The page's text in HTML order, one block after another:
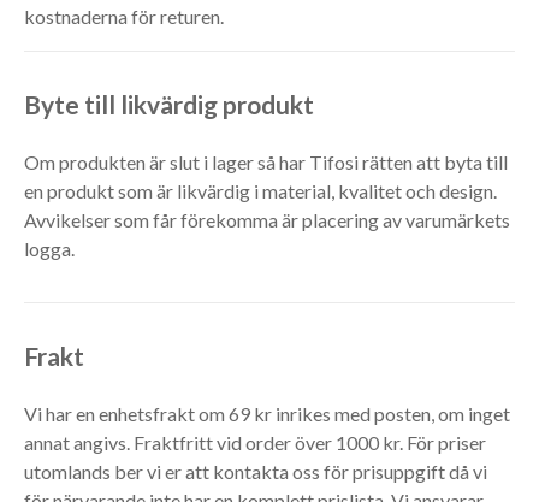
kostnaderna för returen.
Byte till likvärdig produkt
Om produkten är slut i lager så har Tifosi rätten att byta till
en produkt som är likvärdig i material, kvalitet och design.
Avvikelser som får förekomma är placering av varumärkets
logga.
Frakt
Vi har en enhetsfrakt om 69 kr inrikes med posten, om inget
annat angivs. Fraktfritt vid order över 1000 kr. För priser
utomlands ber vi er att kontakta oss för prisuppgift då vi